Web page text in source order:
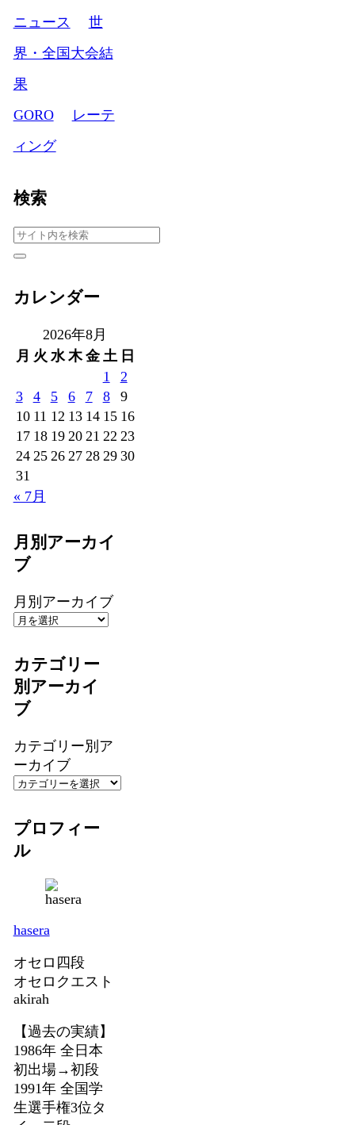
ニュース
世
界・全国大会結
果
GORO
レーテ
ィング
検索
カレンダー
2026年8月
月 火 水 木 金 土 日
1
2
3
4 5 6 7 8
9
10 11 12 13 14 15 16
17 18 19 20 21 22 23
24 25 26 27 28 29 30
31
« 7月
月別アーカイ
ブ
月別アーカイブ
カテゴリー
別アーカイ
ブ
カテゴリー別ア
ーカイブ
プロフィー
ル
hasera
オセロ四段
オセロクエスト
akirah
【過去の実績】
1986年 全日本
初出場→初段
1991年 全国学
生選手権3位タ